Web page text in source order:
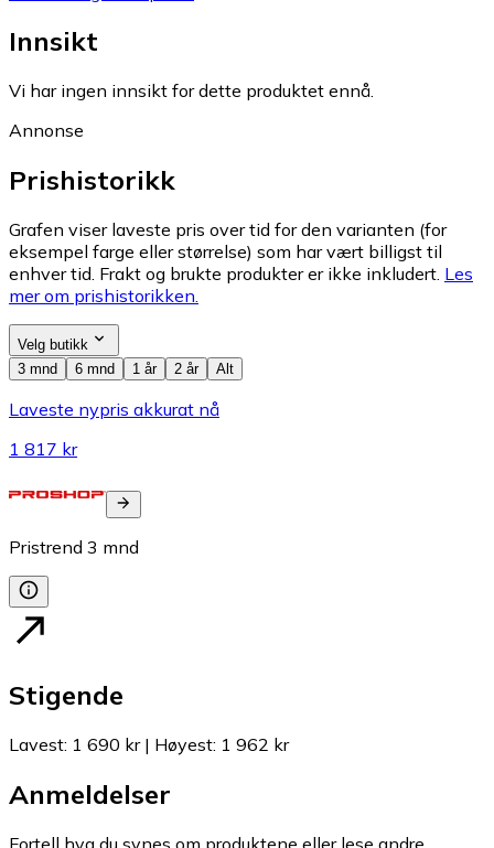
Innsikt
Vi har ingen innsikt for dette produktet ennå.
Annonse
Prishistorikk
Grafen viser laveste pris over tid for den varianten (for
eksempel farge eller størrelse) som har vært billigst til
enhver tid. Frakt og brukte produkter er ikke inkludert. Les
mer om prishistorikken.
Velg butikk
3 mnd
6 mnd 1 år 2 år Alt
Laveste nypris akkurat nå
1 817 kr
Pristrend 3 mnd
Stigende
Lavest: 1 690 kr| Høyest: 1 962 kr
Anmeldelser
Fortell hva du synes om produktene eller lese andre